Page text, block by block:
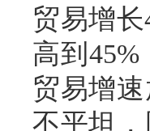
贸易增
高到
贸易增
不平坦